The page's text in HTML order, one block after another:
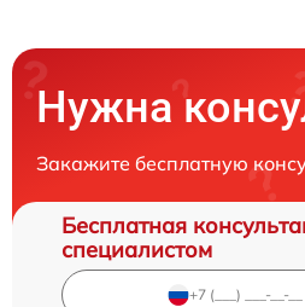
Нужна
Закажите бесплатную
Бесплатная
специалистом